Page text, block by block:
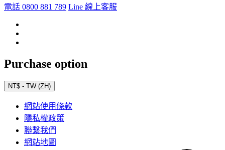
電話 0800 881 789 Line 線上客服
Purchase option
NT$ - TW (ZH)
網站使用條款
隱私權政策
聯繫我們
網站地圖